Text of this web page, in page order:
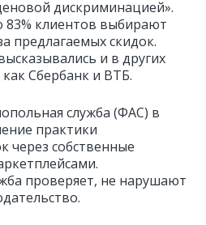
дискриминацией».
83% клиентов выбирают
предлагаемых скидок.
и в других
Сбербанк и ВТБ.
служба (ФАС) в
практики
через собственные
проверяет, не нарушают